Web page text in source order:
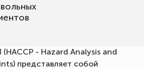
- Hazard Analysis and
представляет собой